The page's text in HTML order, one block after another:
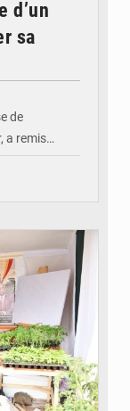
d’un
sa
de
a remis…